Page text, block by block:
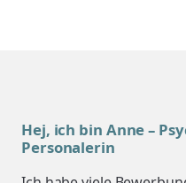
Hej, ich bin Anne –
Personalerin